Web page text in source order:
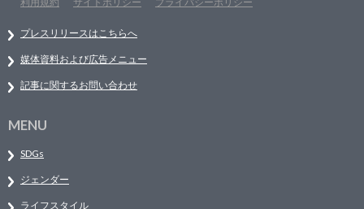
プレスリリースはこちらへ
媒体資料および広告メニュー
記事に関するお問い合わせ
MENU
SDGs
ジェンダー
ライフスタイル